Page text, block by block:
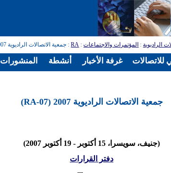
الراديوية: المؤتمرات والاجتماعات:
RA: جمعية الاتصالات الراديوية 2007 (RA-07)
جمعية الاتصالات الراديوية 2007 (RA-07)
(جنيف، سويسرا، 15 أكتوبر - 19 أكتوبر 2007)
دفتر القرارات
المنشورات أنشطة غرفة الأخبار للاتصالات